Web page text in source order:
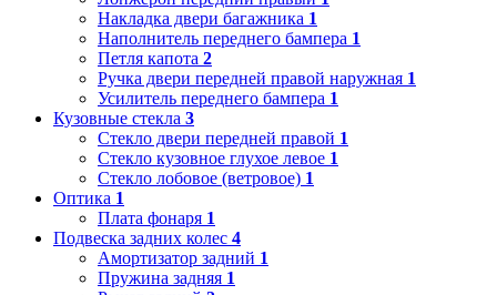
Накладка двери багажника 1
Наполнитель переднего бампера 1
Петля капота 2
Ручка двери передней правой наружная 1
Усилитель переднего бампера 1
Кузовные стекла 3
Стекло двери передней правой 1
Стекло кузовное глухое левое 1
Стекло лобовое (ветровое) 1
Оптика 1
Плата фонаря 1
Подвеска задних колес 4
Амортизатор задний 1
Пружина задняя 1